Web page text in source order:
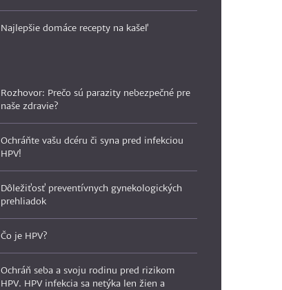
Najlepšie domáce recepty na kašeľ
Rozhovor: Prečo sú parazity nebezpečné pre
naše zdravie?
Ochráňte vašu dcéru či syna pred infekciou
HPV!
Dôležiťosť preventívnych gynekologických
prehliadok
Čo je HPV?
Ochráň seba a svoju rodinu pred rizikom
HPV. HPV infekcia sa netýka len žien a